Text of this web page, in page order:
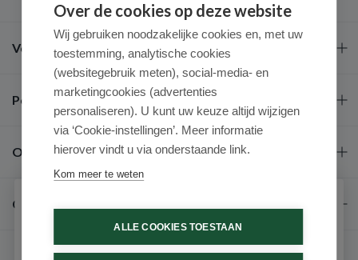
Veel gestelde vragen
Populaire merken
Over ons
Contact
Over de cookies op deze website
Wij gebruiken noodzakelijke cookies en, met uw
toestemming, analytische cookies
(websitegebruik meten), social-media- en
marketingcookies (advertenties
personaliseren). U kunt uw keuze altijd wijzigen
via ‘Cookie-instellingen’. Meer informatie
hierover vindt u via onderstaande link.
Kom meer te weten
ALLE COOKIES TOESTAAN
Schrijf je in voor onze nieuwsbrief
Ontvang als eerste de beste aanbiedingen en persoonlijk
advies